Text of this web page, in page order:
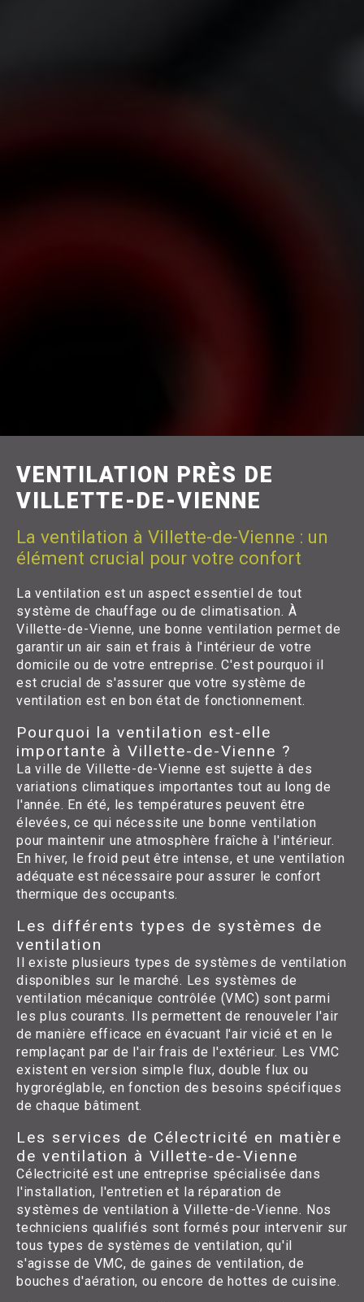
VENTILATION PRÈS DE
VILLETTE-DE-VIENNE
La ventilation à Villette-de-Vienne : un
élément crucial pour votre confort
La ventilation est un aspect essentiel de tout
système de chauffage ou de climatisation. À
Villette-de-Vienne, une bonne ventilation permet de
garantir un air sain et frais à l'intérieur de votre
domicile ou de votre entreprise. C'est pourquoi il
est crucial de s'assurer que votre système de
ventilation est en bon état de fonctionnement.
Pourquoi la ventilation est-elle
importante à Villette-de-Vienne ?
La ville de Villette-de-Vienne est sujette à des
variations climatiques importantes tout au long de
l'année. En été, les températures peuvent être
élevées, ce qui nécessite une bonne ventilation
pour maintenir une atmosphère fraîche à l'intérieur.
En hiver, le froid peut être intense, et une ventilation
adéquate est nécessaire pour assurer le confort
thermique des occupants.
Les différents types de systèmes de
ventilation
Il existe plusieurs types de systèmes de ventilation
disponibles sur le marché. Les systèmes de
ventilation mécanique contrôlée (VMC) sont parmi
les plus courants. Ils permettent de renouveler l'air
de manière efficace en évacuant l'air vicié et en le
remplaçant par de l'air frais de l'extérieur. Les VMC
existent en version simple flux, double flux ou
hygroréglable, en fonction des besoins spécifiques
de chaque bâtiment.
Les services de Célectricité en matière
de ventilation à Villette-de-Vienne
Célectricité est une entreprise spécialisée dans
l'installation, l'entretien et la réparation de
systèmes de ventilation à Villette-de-Vienne. Nos
techniciens qualifiés sont formés pour intervenir sur
tous types de systèmes de ventilation, qu'il
s'agisse de VMC, de gaines de ventilation, de
bouches d'aération, ou encore de hottes de cuisine.